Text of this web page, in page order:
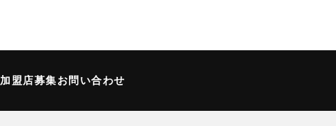
盟店募集お問い合わせ